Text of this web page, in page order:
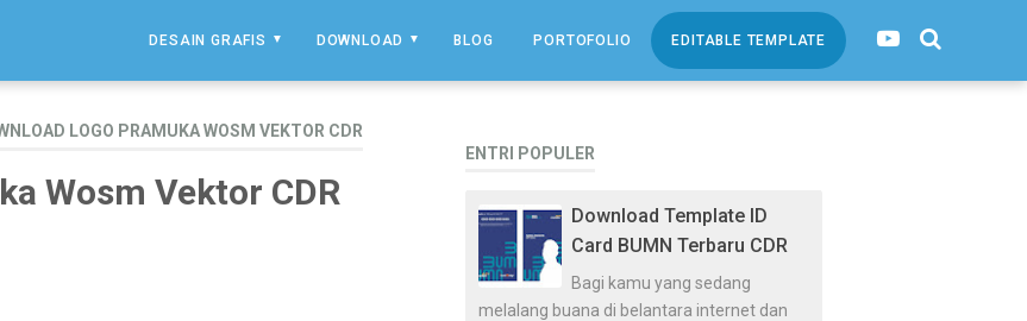
DESAIN GRAFIS DOWNLOAD BLOG PORTOFOLIO EDITABLE TEMPLATE
LOGO PRAMUKA WOSM VEKTOR CDR
Wosm Vektor CDR
ENTRI POPULER
Download Template ID
Card BUMN Terbaru CDR
Bagi kamu yang sedang
melalang buana di belantara internet dan